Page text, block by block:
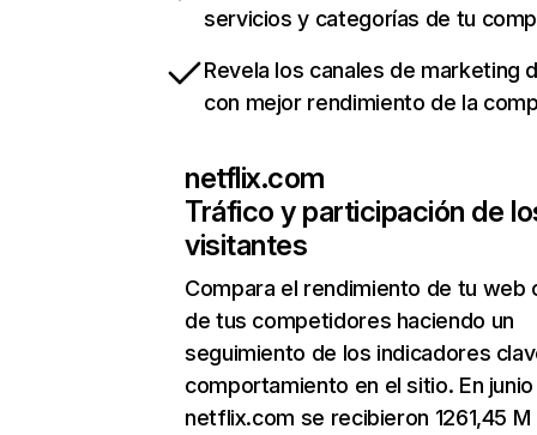
servicios y categorías de tu
Revela los canales de marketing
con mejor rendimiento de la
netflix.com
Tráfico y participación de
visitantes
Compara el rendimiento de tu web
de tus competidores haciendo un
seguimiento de los indicadores
comportamiento en el sitio. En junio
netflix.com se recibieron 1261,45 M